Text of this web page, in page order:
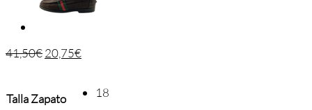
41,50€20,75€
Talla Zapato
18